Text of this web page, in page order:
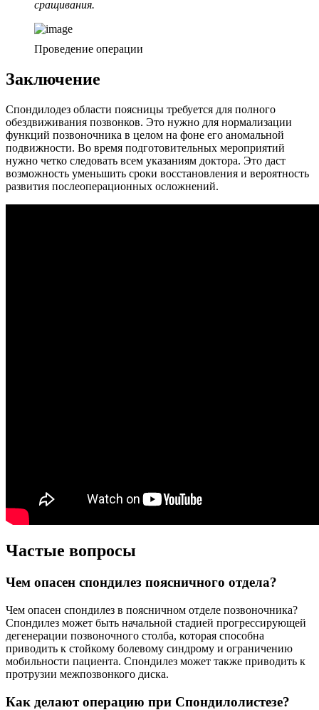
сращивания.
Проведение операции
Заключение
Спондилодез области поясницы требуется для полного
обездвиживания позвонков. Это нужно для нормализации
функций позвоночника в целом на фоне его аномальной
подвижности. Во время подготовительных мероприятий
нужно четко следовать всем указаниям доктора. Это даст
возможность уменьшить сроки восстановления и вероятность
развития послеоперационных осложнений.
Частые вопросы
Чем опасен спондилез поясничного отдела?
Чем опасен спондилез в поясничном отделе позвоночника?
Спондилез может быть начальной стадией прогрессирующей
дегенерации позвоночного столба, которая способна
приводить к стойкому болевому синдрому и ограничению
мобильности пациента. Спондилез может также приводить к
протрузии межпозвонкого диска.
Как делают операцию при Спондилолистезе?